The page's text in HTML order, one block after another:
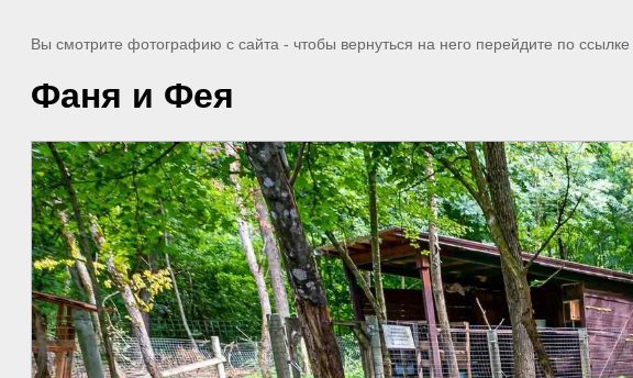
Вы смотрите фотографию с сайта - чтобы вернуться на него перейдите по ссылке
Фаня и Фея